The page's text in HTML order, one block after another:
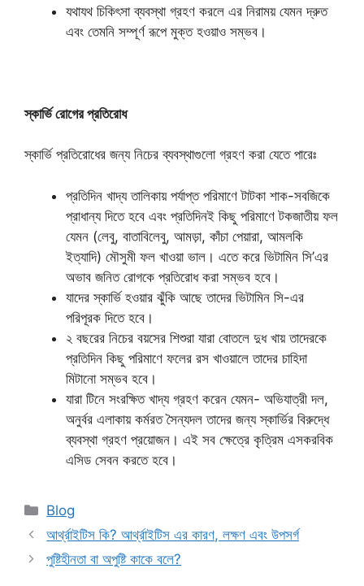
যথাযথ চিকিৎসা ব্যবস্থা গ্রহণ করলে এর নিরাময় যেমন দ্রুত
এবং তেমনি সম্পূর্ণ রূপে মুক্ত হওয়াও সম্ভব।
স্কার্ভি রোগের প্রতিরোধ
স্কার্ভি প্রতিরোধের জন্য নিচের ব্যবস্থাগুলো গ্রহণ করা যেতে পারেঃ
প্রতিদিন খাদ্য তালিকায় পর্যাপ্ত পরিমাণে টাটকা শাক-সবজিকে
প্রাধান্য দিতে হবে এবং প্রতিদিনই কিছু পরিমাণে টকজাতীয় ফল
যেমন (লেবু, বাতাবিলেবু, আমড়া, কাঁচা পেয়ারা, আমলকি
ইত্যাদি) মৌসুমী ফল খাওয়া ভাল। এতে করে ভিটামিন সি’এর
অভাব জনিত রোগকে প্রতিরোধ করা সম্ভব হবে।
যাদের স্কার্ভি হওয়ার ঝুঁকি আছে তাদের ভিটামিন সি-এর
পরিপূরক দিতে হবে।
২ বছরের নিচের বয়সের শিশুরা যারা বোতলে দুধ খায় তাদেরকে
প্রতিদিন কিছু পরিমাণে ফলের রস খাওয়ালে তাদের চাহিদা
মিটানো সম্ভব হবে।
যারা টিনে সংরক্ষিত খাদ্য গ্রহণ করেন যেমন- অভিযাত্রী দল,
অনুর্বর এলাকায় কর্মরত সৈন্যদল তাদের জন্য স্কার্ভির বিরুদ্ধে
ব্যবস্থা গ্রহণ প্রয়োজন। এই সব ক্ষেত্রে কৃত্রিম এসকরবিক
এসিড সেবন করতে হবে।
Categories
Blog
আর্থ্রাইটিস কি? আর্থ্রাইটিস এর কারণ, লক্ষণ এবং উপসর্গ
পুষ্টিহীনতা বা অপুষ্টি কাকে বলে?